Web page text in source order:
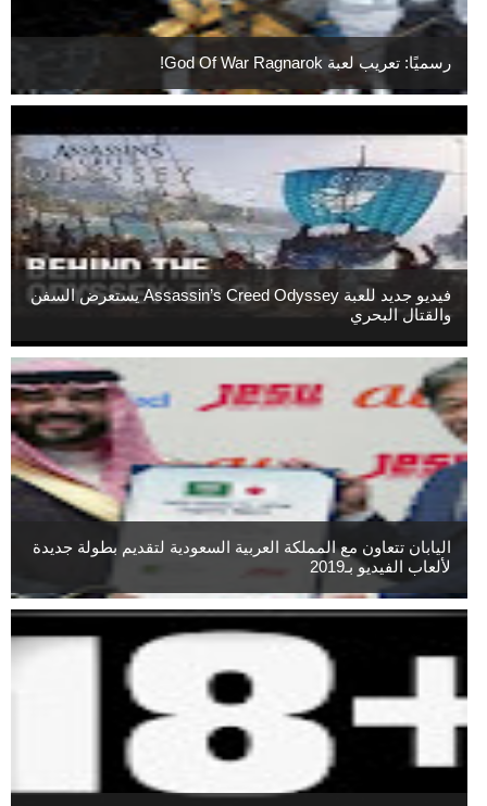
رسميًا: تعريب لعبة God Of War Ragnarok!
فيديو جديد للعبة Assassin’s Creed Odyssey يستعرض السفن
والقتال البحري
اليابان تتعاون مع المملكة العربية السعودية لتقديم بطولة جديدة
لألعاب الفيديو بـ2019